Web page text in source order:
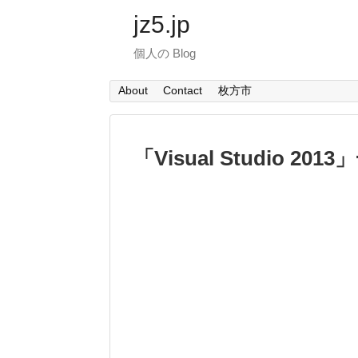
jz5.jp
個人の Blog
About Contact 枚方市
「 Visual Studio 2013 」